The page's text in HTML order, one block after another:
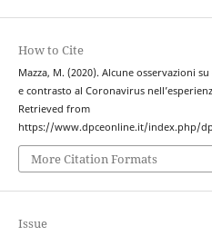
How to Cite
Mazza, M. (2020). Alcune osservazioni
e contrasto al Coronavirus
Retrieved from
https://www.dpceonline.it/index.php/
More Citation Formats
Issue